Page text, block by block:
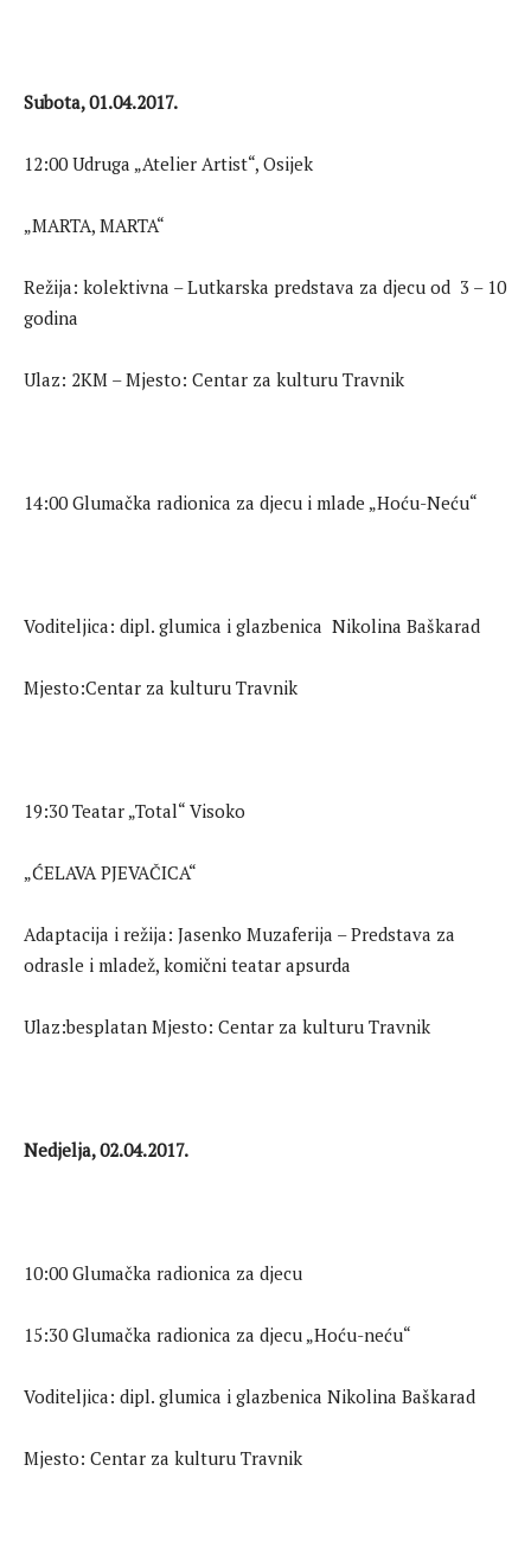
Subota, 01.04.2017.
12:00 Udruga „Atelier Artist“, Osijek
„MARTA, MARTA“
Režija: kolektivna – Lutkarska predstava za djecu od 3 – 10
godina
Ulaz: 2KM – Mjesto: Centar za kulturu Travnik
14:00 Glumačka radionica za djecu i mlade „Hoću-Neću“
Voditeljica: dipl. glumica i glazbenica Nikolina Baškarad
Mjesto:Centar za kulturu Travnik
19:30 Teatar „Total“ Visoko
„ĆELAVA PJEVAČICA“
Adaptacija i režija: Jasenko Muzaferija – Predstava za
odrasle i mladež, komični teatar apsurda
Ulaz:besplatan Mjesto: Centar za kulturu Travnik
Nedjelja, 02.04.2017.
10:00 Glumačka radionica za djecu
15:30 Glumačka radionica za djecu „Hoću-neću“
Voditeljica: dipl. glumica i glazbenica Nikolina Baškarad
Mjesto: Centar za kulturu Travnik